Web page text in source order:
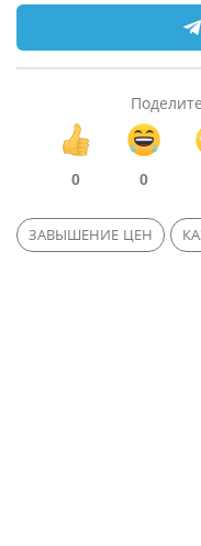
0 0
ЗАВЫШЕНИЕ ЦЕН